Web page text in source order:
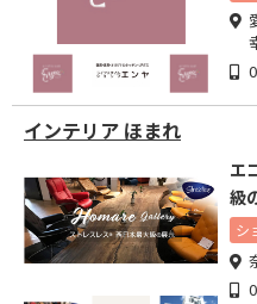
インテリア ほまれ
エ
級
シ